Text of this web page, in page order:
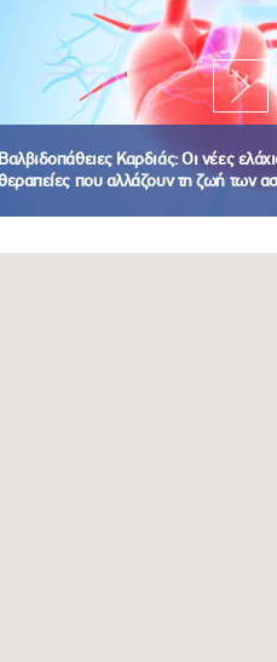
Βαλβιδοπάθειες Καρδιάς: Οι νέες
που αλλάζουν τη ζωή των